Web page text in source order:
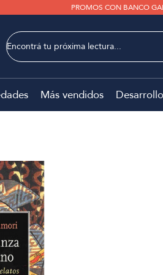
PROMOS CON BANCO
Más vendidos Desarrollo